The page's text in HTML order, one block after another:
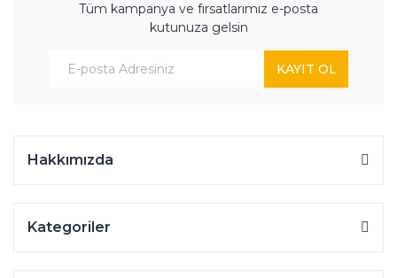
Tüm kampanya ve fırsatlarımız e-posta
kutunuza gelsin
KAYIT OL
Hakkımızda
Kategoriler